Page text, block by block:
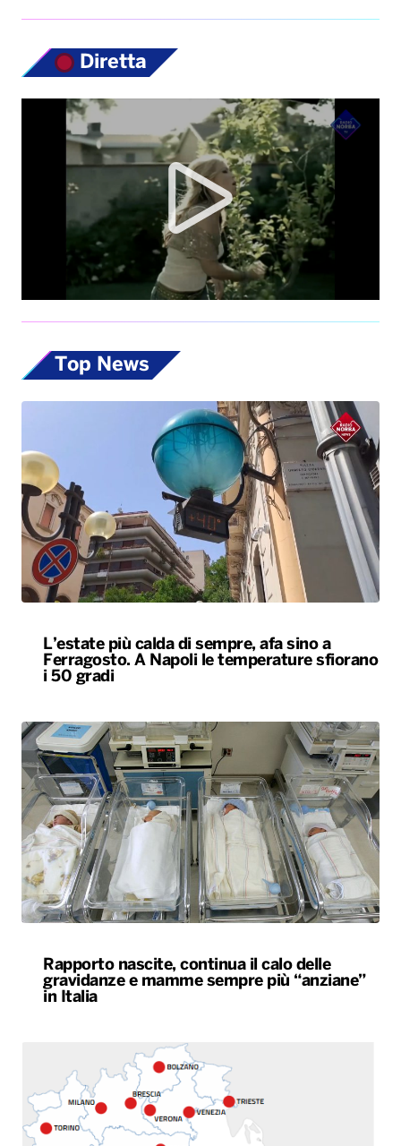
Diretta
Top News
L’estate più calda di sempre, afa sino a
Ferragosto. A Napoli le temperature sfiorano
i 50 gradi
Rapporto nascite, continua il calo delle
gravidanze e mamme sempre più “anziane”
in Italia